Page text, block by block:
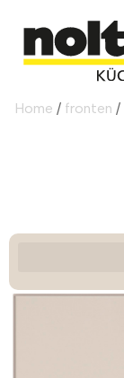
Home / fronten /